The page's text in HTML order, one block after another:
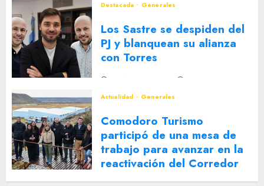
Destacada Generales
Los Sastre se despiden del
PJ y blanquean su alianza
con Torres
2 DE AGOSTO DE 2026
Actualidad
Generales
Comodoro Turismo
participó de una mesa de
trabajo para avanzar en la
reactivación del Corredor
Turístico Integrado